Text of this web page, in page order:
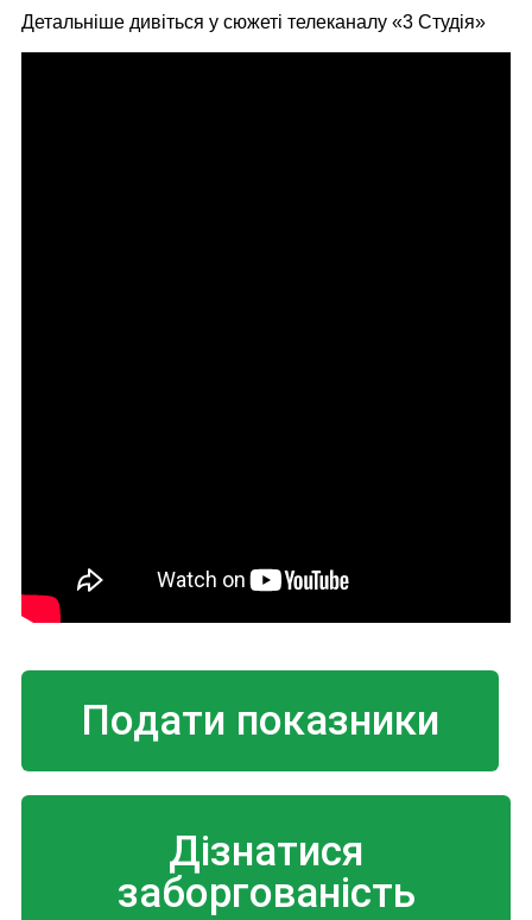
Детальніше дивіться у сюжеті телеканалу «3 Студія»
Подати показники
Дізнатися
заборгованість